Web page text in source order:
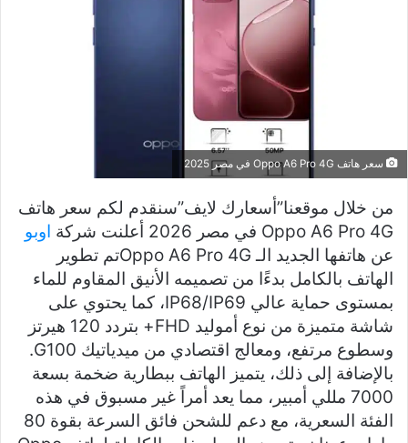
سعر هاتف Oppo A6 Pro 4G في مصر 2025
من خلال موقعنا”أسعارك لايف”سنقدم لكم سعر هاتف
Oppo A6 Pro 4G في مصر 2026 أعلنت شركة
اوبو
عن هاتفها الجديد الـ Oppo A6 Pro 4Gتم تطوير
الهاتف بالكامل بدءًا من تصميمه الأنيق المقاوم للماء
بمستوى حماية عالي IP68/IP69، كما يحتوي على
شاشة متميزة من نوع أموليد FHD+ بتردد 120 هيرتز
وسطوع مرتفع، ومعالج اقتصادي من ميدياتيك G100.
بالإضافة إلى ذلك، يتميز الهاتف ببطارية ضخمة بسعة
7000 مللي أمبير، مما يعد أمراً غير مسبوق في هذه
الفئة السعرية، مع دعم للشحن فائق السرعة بقوة 80